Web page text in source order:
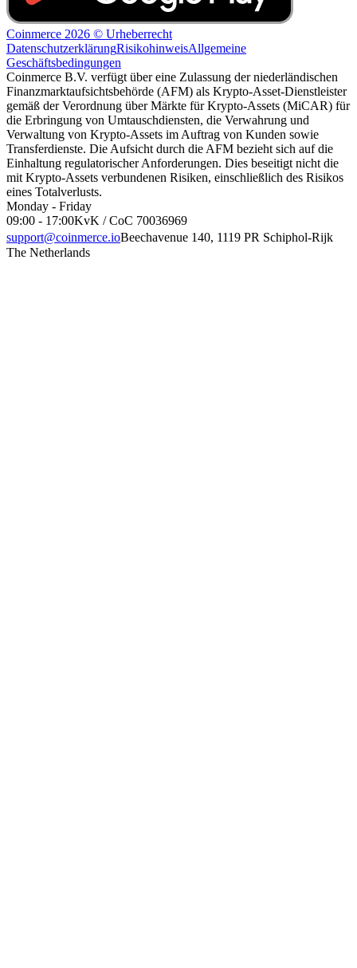
Coinmerce 2026 © Urheberrecht
DatenschutzerklärungRisikohinweisAllgemeine
Geschäftsbedingungen
Coinmerce B.V. verfügt über eine Zulassung der niederländischen
Finanzmarktaufsichtsbehörde (AFM) als Krypto-Asset-Dienstleister
gemäß der Verordnung über Märkte für Krypto-Assets (MiCAR) für
die Erbringung von Umtauschdiensten, die Verwahrung und
Verwaltung von Krypto-Assets im Auftrag von Kunden sowie
Transferdienste. Die Aufsicht durch die AFM bezieht sich auf die
Einhaltung regulatorischer Anforderungen. Dies beseitigt nicht die
mit Krypto-Assets verbundenen Risiken, einschließlich des Risikos
eines Totalverlusts.
Monday - Friday
09:00 - 17:00KvK / CoC 70036969
support@coinmerce.ioBeechavenue 140, 1119 PR Schiphol-Rijk
The Netherlands